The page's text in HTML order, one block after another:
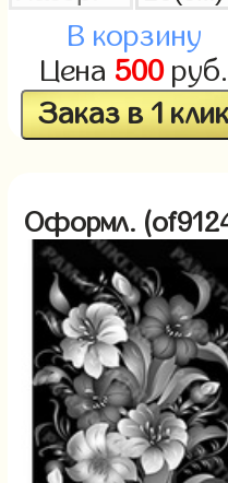
В корзину
Цена 500руб.
Заказ в 1
Оформл.